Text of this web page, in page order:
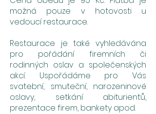
možná pouze v hotovosti u
vedoucí restaurace.
Restaurace je také vyhledávána
pro pořádání firemních či
rodinných oslav a společenských
akcí. Uspořádáme pro Vás
svatební, smuteční, narozeninové
oslavy, setkání abiturientů,
prezentace firem, bankety apod.